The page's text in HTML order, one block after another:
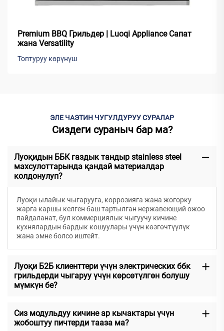
Premium BBQ Грильдер | Luoqi Appliance Сапат
жана Versatility
Топтуруу көрүнүш
ЭЛЕ ЧАЭТИН ЧУГУЛДУРУУ СУРАЛАР
Сиздеги сураныч бар ма?
Луоқидын ББК газдык тандыр stainless steel
махсулоттарында қандай материалдар
колдонулуп?
Луоқи ылайык чыгарууга, коррозияга жана жогорку
жарга каршы келген баш тартылган нержавеющий ожоо
пайдаланат, бул коммерциялык чыгуучу кичине
кухнялардын бардык кошуулары үчүн көзгөчтүүлүк
жана эмне болсо иштейт.
Луоқи Б2Б клиенттери үчүн электрических ббк
грильдерди чыгаруу үчүн көрсөтүлгөн болушу
мүмкүн бе?
Сиз модульдуу кичине ар кычактары үчүн
жобоштуу пичтерди тааза ма?